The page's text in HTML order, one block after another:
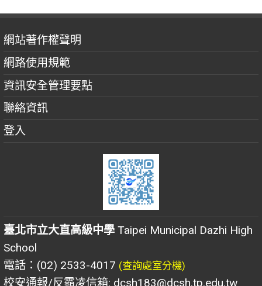
網站著作權聲明
網路使用規範
資訊安全管理要點
聯絡資訊
登入
臺北市立大直高級中學 Taipei Municipal Dazhi High
School
電話：(02) 2533-4017 (查詢處室分機)
校安通報/反霸凌信箱: dcsh183@dcsh.tp.edu.tw